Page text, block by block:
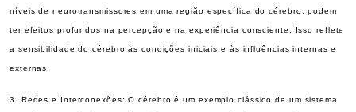
níveis de neurotransmissores em uma região específica do cérebro, podem
ter efeitos profundos na percepção e na experiência consciente. Isso reflete
a sensibilidade do cérebro às condições iniciais e às influências internas e
externas.
3. Redes e Interconexões: O cérebro é um exemplo clássico de um sistema